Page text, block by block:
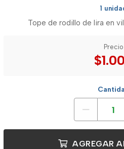
1
Tope de rodillo de lira en
Precio
AGREGAR